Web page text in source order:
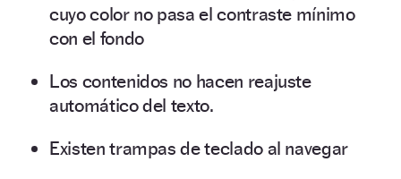
cuyo color no pasa el contraste mínimo
con el fondo
Los contenidos no hacen reajuste
automático del texto.
Existen trampas de teclado al navegar